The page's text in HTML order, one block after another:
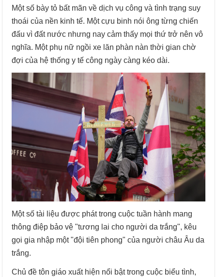
Một số bày tỏ bất mãn về dịch vụ công và tình trạng suy
thoái của nền kinh tế. Một cựu binh nói ông từng chiến
đấu vì đất nước nhưng nay cảm thấy mọi thứ trở nên vô
nghĩa. Một phụ nữ ngồi xe lăn phàn nàn thời gian chờ
đợi của hệ thống y tế công ngày càng kéo dài.
Một số tài liệu được phát trong cuộc tuần hành mang
thông điệp bảo vệ "tương lai cho người da trắng", kêu
gọi gia nhập một "đội tiên phong" của người châu Âu da
trắng.
Chủ đề tôn giáo xuất hiện nổi bật trong cuộc biểu tình,